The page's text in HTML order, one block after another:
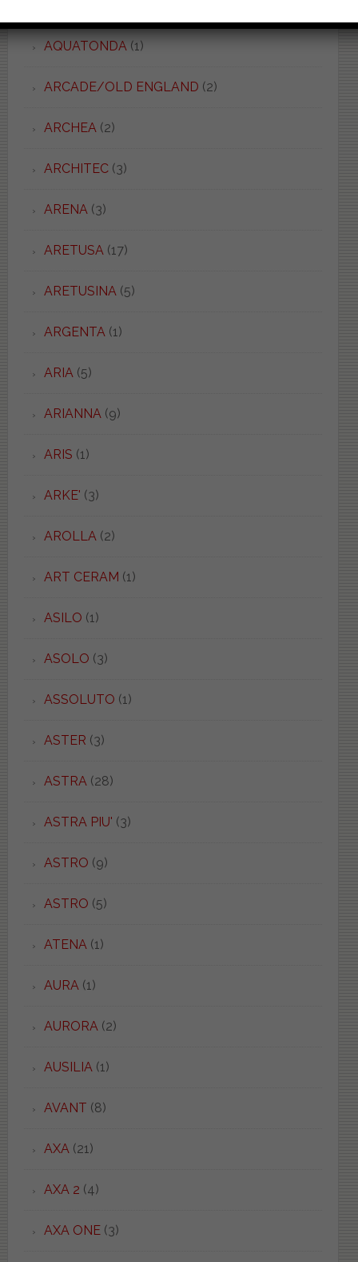
AQUATONDA (1)
ARCADE/OLD ENGLAND (2)
ARCHEA (2)
ARCHITEC(3)
ARENA (3)
ARETUSA (17)
ARETUSINA (5)
ARGENTA (1)
ARIA (5)
ARIANNA (9)
ARIS (1)
ARKE' (3)
AROLLA (2)
ART CERAM (1)
ASILO (1)
ASOLO (3)
ASSOLUTO (1)
ASTER (3)
ASTRA (28)
ASTRA PIU' (3)
ASTRO (9)
ASTRO (5)
ATENA (1)
AURA (1)
AURORA (2)
AUSILIA (1)
AVANT (8)
AXA (21)
AXA 2 (4)
AXA ONE(3)